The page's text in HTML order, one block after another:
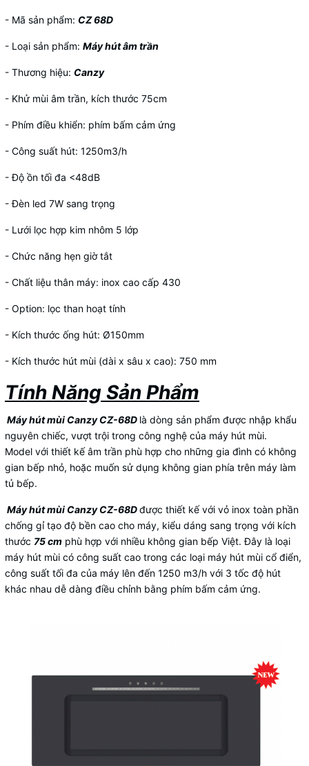
- Mã sản phẩm: CZ 68D
- Loại sản phẩm: Máy hút âm trần
- Thương hiệu: Canzy
- Khử mùi âm trần, kích thước 75cm
- Phím điều khiển: phím bấm cảm ứng
- Công suất hút: 1250m3/h
- Độ ồn tối đa <48dB
- Đèn led 7W sang trọng
- Lưới lọc hợp kim nhôm 5 lớp
- Chức năng hẹn giờ tắt
- Chất liệu thân máy: inox cao cấp 430
- Option: lọc than hoạt tính
- Kích thước ống hút: Ø150mm
- Kích thước hút mùi (dài x sâu x cao): 750 mm
Tính Năng Sản Phẩm
Máy hút mùi Canzy CZ-68D là dòng sản phẩm được nhập khẩu
nguyên chiếc, vượt trội trong công nghệ của máy hút mùi.
Model với thiết kế âm trần phù hợp cho những gia đình có không
gian bếp nhỏ, hoặc muốn sử dụng không gian phía trên máy làm
tủ bếp.
Máy hút mùi Canzy CZ-68Dđược thiết kế với vỏ inox toàn phần
chống gỉ tạo độ bền cao cho máy, kiểu dáng sang trọng với kích
thước 75 cm phù hợp với nhiều không gian bếp Việt. Đây là loại
máy hút mùi có công suất cao trong các loại máy hút mùi cổ điển,
công suất tối đa của máy lên đến 1250 m3/h với 3 tốc độ hút
khác nhau dễ dàng điều chỉnh bằng phím bấm cảm ứng.